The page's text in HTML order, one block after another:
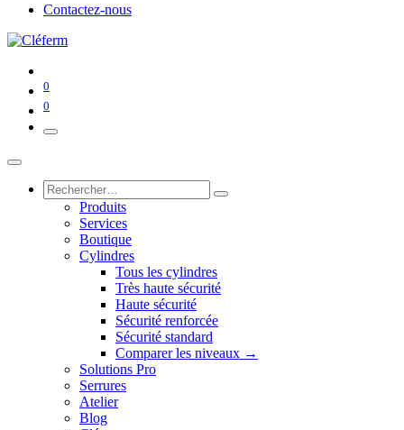
Contactez-nous
0
0
Produits
Services
Boutique
Cylindres
Tous les cylindres
Très haute sécurité
Haute sécurité
Sécurité renforcée
Sécurité standard
Comparer les niveaux →
Solutions Pro
Serrures
Atelier
Blog